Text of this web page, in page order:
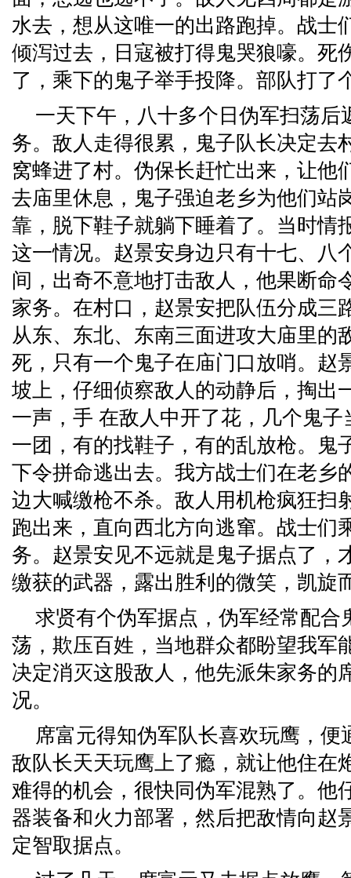
水去，想从这唯一的出路跑掉。战士
倾泻过去，日寇被打得鬼哭狼嚎。死
了，乘下的鬼子举手投降。部队打了
一天下午，八十多个日伪军扫荡后
务。敌人走得很累，鬼子队长决定去
窝蜂进了村。伪保长赶忙出来，让他
去庙里休息，鬼子强迫老乡为他们站
靠，脱下鞋子就躺下睡着了。当时情
这一情况。赵景安身边只有十七、八
间，出奇不意地打击敌人，他果断命
家务。在村口，赵景安把队伍分成三
从东、东北、东南三面进攻大庙里的
死，只有一个鬼子在庙门口放哨。赵
坡上，仔细侦察敌人的动静后，掏出
一声，手 在敌人中开了花，几个鬼
一团，有的找鞋子，有的乱放枪。鬼
下令拼命逃出去。我方战士们在老乡
边大喊缴枪不杀。敌人用机枪疯狂扫
跑出来，直向西北方向逃窜。战士们
务。赵景安见不远就是鬼子据点了，
缴获的武器，露出胜利的微笑，凯旋
求贤有个伪军据点，伪军经常配合
荡，欺压百姓，当地群众都盼望我军
决定消灭这股敌人，他先派朱家务的
况。
席富元得知伪军队长喜欢玩鹰，便
敌队长天天玩鹰上了瘾，就让他住在
难得的机会，很快同伪军混熟了。他
器装备和火力部署，然后把敌情向赵
定智取据点。